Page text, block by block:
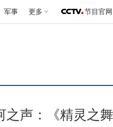
军事 更多 节目官网
声：《精灵之